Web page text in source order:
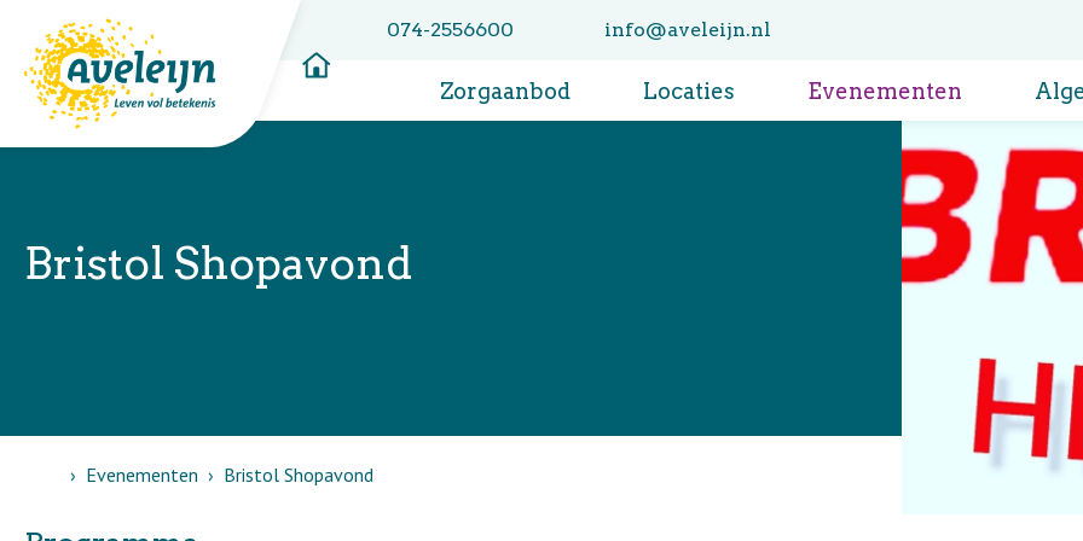
074-2556600
info@aveleijn.nl
Zorgaanbod Locaties Evenementen
Bristol Shopavond
HomeEvenementen Bristol Shopavond